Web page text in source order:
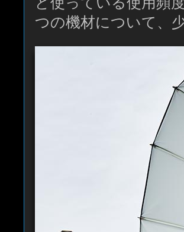
つの機材について、